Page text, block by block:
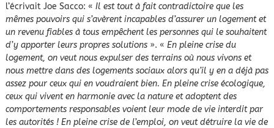
l’écrivait Joe Sacco: « Il est tout à fait contradictoire que les
mêmes pouvoirs qui s’avèrent incapables d’assurer un logement et
un revenu fiables à tous empêchent les personnes qui le souhaitent
d’y apporter leurs propres solutions». « En pleine crise du
logement, on veut nous expulser des terrains où nous vivons et
nous mettre dans des logements sociaux alors qu’il y en a déjà pas
assez pour ceux qui en voudraient bien. En pleine crise écologique,
ceux qui vivent en harmonie avec la nature et adoptent des
comportements responsables voient leur mode de vie interdit par
les autorités ! En pleine crise de l’emploi, on veut détruire la vie de